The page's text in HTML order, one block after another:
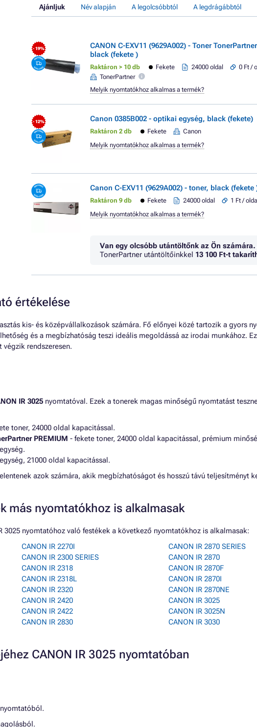
Ajánljuk Név alapján A legolcsóbbtól A legdrágábbtól
- 19%
CANON C-EXV11 (9629A002) - Toner
black (fekete )
Raktáron > 10 db Fekete 24000 oldal
0 Ft /
TonerPartner
Melyik nyomtatókhoz alkalmas a termék?
- 12% Canon 0385B002 - optikai egység, black (fekete)
Raktáron 2 db Fekete Canon
Melyik nyomtatókhoz alkalmas a termék?
Canon C-EXV11 (9629A002) - toner, black (fekete
Raktáron 9 db Fekete 24000 oldal 1 Ft /
Melyik nyomtatókhoz alkalmas a termék?
Van egy olcsóbb utántöltőnk az Ön számára.
TonerPartner utántöltőinkkel 13 100 Ft-t
értékelése
kis- és középvállalkozások számára. Fő előnyei közé tartozik a gyors
és a megbízhatóság teszi ideális megoldássá az irodai munkához.
rendszeresen.
IR 3025 nyomtatóval. Ezek a tonerek magas minőségű nyomtatást
toner, 24000 oldal kapacitással.
PREMIUM - fekete toner, 24000 oldal kapacitással, prémium
21000 oldal kapacitással.
azok számára, akik megbízhatóságot és hosszú távú teljesítményt
más nyomtatókhoz is alkalmasak
3025 nyomtatóhoz való festékek a következő nyomtatókhoz is alkalmasak:
CANON IR 2270I
CANON IR 2300 SERIES
CANON IR 2318
CANON IR 2318L
CANON IR 2320
CANON IR 2420
CANON IR 2422
CANON IR 2830
CANON IR 2870 SERIES
CANON IR 2870
CANON IR 2870F
CANON IR 2870I
CANON IR 2870NE
CANON IR 3025
CANON IR 3025N
CANON IR 3030
CANON IR 3025 nyomtatóban